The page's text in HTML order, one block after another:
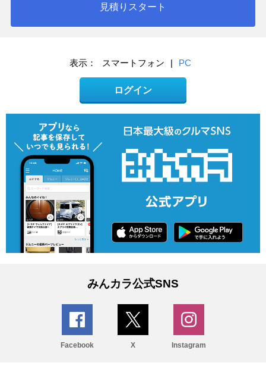
見積りスタート
表示： スマートフォン | PC
ログイン
みんカラ公式SNS
Facebook X Instagram